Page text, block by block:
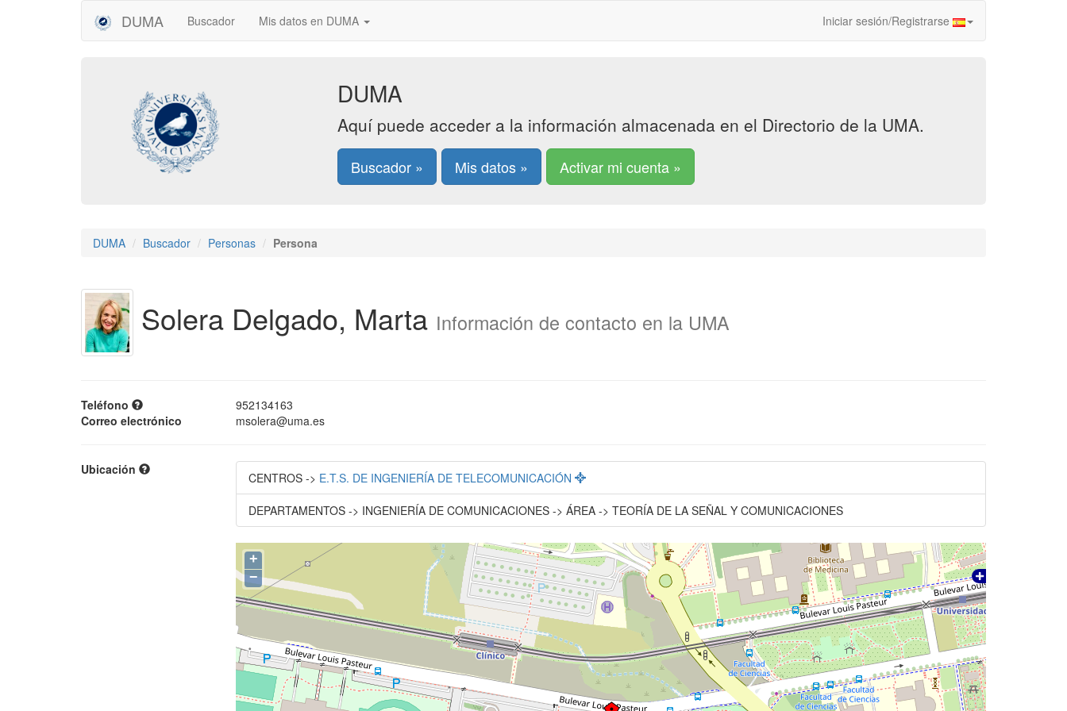
DUMA Buscador Mis datos en DUMA Iniciar sesión/Registrarse
DUMA
Aquí puede acceder a la información almacenada en el Directorio de la UMA.
Buscador » Mis datos » Activar mi cuenta »
DUMA Buscador Personas Persona
Solera Delgado, Marta Información de contacto en la UMA
Teléfono
952134163
Correo electrónico
msolera@uma.es
Ubicación
CENTROS -> E.T.S. DE INGENIERÍA DE TELECOMUNICACIÓN
DEPARTAMENTOS -> INGENIERÍA DE COMUNICACIONES -> ÁREA -> TEORÍA DE LA SEÑAL Y COMUNICACIONES
+
−